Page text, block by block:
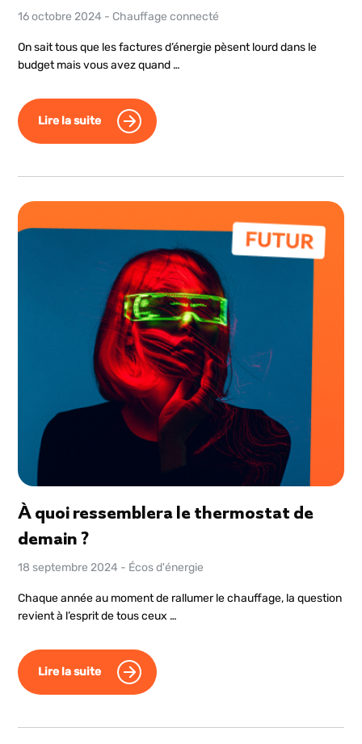
16 octobre 2024 - Chauffage connecté
On sait tous que les factures d’énergie pèsent lourd dans le
budget mais vous avez quand …
Lire la suite
À quoi ressemblera le thermostat de
demain ?
18 septembre 2024 - Écos d'énergie
Chaque année au moment de rallumer le chauffage, la question
revient à l’esprit de tous ceux …
Lire la suite